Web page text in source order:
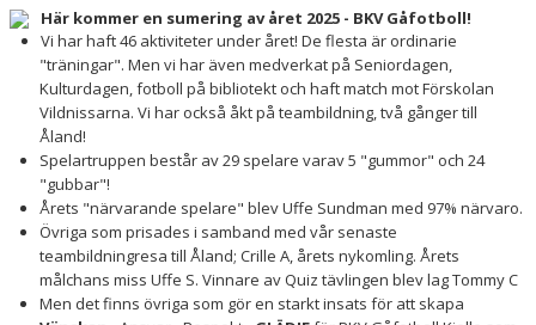
Här kommer en sumering av året 2025 - BKV Gåfotboll!
Vi har haft 46 aktiviteter under året! De flesta är ordinarie
"träningar". Men vi har även medverkat på Seniordagen,
Kulturdagen, fotboll på bibliotekt och haft match mot Förskolan
Vildnissarna. Vi har också åkt på teambildning, två gånger till
Åland!
Spelartruppen består av 29 spelare varav 5 "gummor" och 24
"gubbar"!
Årets "närvarande spelare" blev Uffe Sundman med 97% närvaro.
Övriga som prisades i samband med vår senaste
teambildningresa till Åland; Crille A, årets nykomling. Årets
målchans miss Uffe S. Vinnare av Quiz tävlingen blev lag Tommy C
Men det finns övriga som gör en starkt insats för att skapa